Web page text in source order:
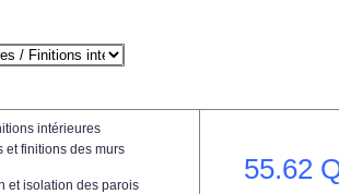
intérieures
et finitions des murs
et isolation des parois
55.62